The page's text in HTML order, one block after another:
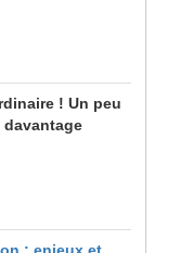
! Un peu
: enjeux et